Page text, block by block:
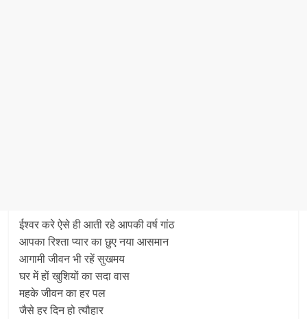
ईश्वर करे ऐसे ही आती रहे आपकी वर्ष गांठ
आपका रिश्ता प्यार का छुए नया आसमान
आगामी जीवन भी रहें सुखमय
घर में हों खुशियों का सदा वास
महके जीवन का हर पल
जैसे हर दिन हो त्यौहार